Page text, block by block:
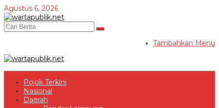
Lewati
ke
konten
Agustus 6, 2026
Tambahkan Menu
Pojok Terkini
Nasional
Daerah